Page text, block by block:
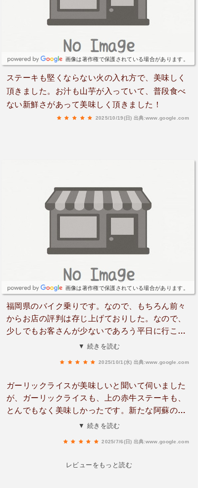
ックを焼そばを作るような手さばきで十分しすぎ
る程炒めあげるそして目玉焼き最後に待ちに待っ
だ見事な焼き加減で仕上げできあがったｮ 〜 😋
でわさっそくライスから一口ん〜 肉の旨みにガ
ーリックが効いてバランスよくマッチ間違いな
く うま〜い👍やみつき になりそうライスの上
に"あか牛" ステーキがひとくち口にすると赤身だ
から少し硬さあるかと思ってたが程よい柔らかさ
でこれも 👍バツグン👍ステーキには あら塩
画像は著作権で保護されている場合があります。
ステーキも堅くならない火の入れ方で、美味しく
頂きました。お汁も山芋が入っていて、普段食べ
ない新鮮さがあって美味しく頂きました！
2025/10/19(日) 出典:www.google.com
画像は著作権で保護されている場合があります。
福岡県のバイク乗りです。なので、もちろん前々
からお店の評判は存じ上げておりした。なので、
少しでもお客さんが少ないであろう平日に行こう
と決めていました。平日の火曜日に食べたいタイ
の読みやすい開店前の待ちしかしませんので、こ
の程度なら全く苦にならなかったです。それでも
入店してすぐ満席、１０分後には駐車場も埋まっ
ックライスお肉ダブル」大盛りの感じがわからな
かったので、お肉ダブルにしたのもあり、大盛り
よかったと思いました。おじさんの胃でも。もち
▼ 続きを読む
2025/10/1(水) 出典:www.google.com
ガーリックライスが美味しいと聞いて伺いました
が、ガーリックライスも、上の赤牛ステーキも、
とんでもなく美味しかったです。新たな阿蘇のお
気に入りに巡り会えて感動しました。今まで食べ
ビが乗ってるので、味変も楽しめます。ダブルも
▼ 続きを読む
2025/7/6(日) 出典:www.google.com
レビューをもっと読む